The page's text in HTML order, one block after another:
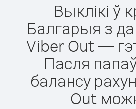
Выклікі ў
Балгарыя з
Viber Out —
Пасля
балансу
Out